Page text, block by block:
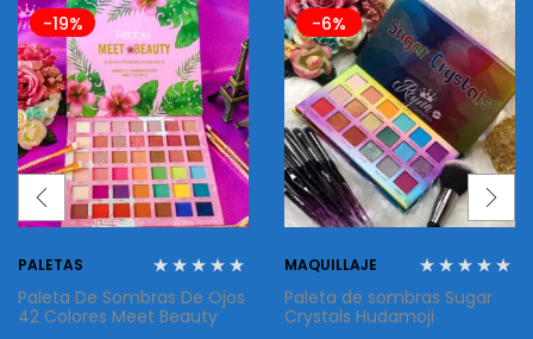
-19%
PALETAS
Paleta De Sombras De Ojos
42 Colores Meet Beauty
-6%
MAQUILLAJE
Paleta de sombras Sugar
Crystals Hudamoji